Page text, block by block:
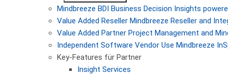
Mindbreeze BDI Business Decision Insights
Value Added Reseller Mindbreeze Reseller and
Value Added Partner Project Management and
Independent Software Vendor Use Mindbreeze
Key-Features für Partner
Insight Services